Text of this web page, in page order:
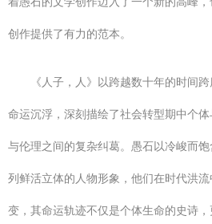
创作提供了有力的范本。
《人子，人》以跨越数十年的时间
命运沉浮，深刻描绘了社会转型期中个
与伦理之间的复杂纠葛。愚石以冷峻而
列鲜活立体的人物形象，他们在时代洪
变，其命运轨迹不仅是个体生命的史诗